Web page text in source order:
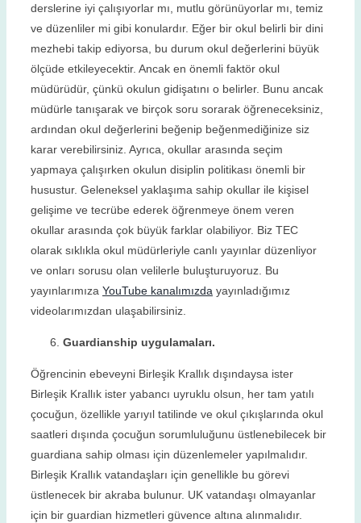
derslerine iyi çalışıyorlar mı, mutlu görünüyorlar mı, temiz
ve düzenliler mi gibi konulardır. Eğer bir okul belirli bir dini
mezhebi takip ediyorsa, bu durum okul değerlerini büyük
ölçüde etkileyecektir. Ancak en önemli faktör okul
müdürüdür, çünkü okulun gidişatını o belirler. Bunu ancak
müdürle tanışarak ve birçok soru sorarak öğreneceksiniz,
ardından okul değerlerini beğenip beğenmediğinize siz
karar verebilirsiniz. Ayrıca, okullar arasında seçim
yapmaya çalışırken okulun disiplin politikası önemli bir
husustur. Geleneksel yaklaşıma sahip okullar ile kişisel
gelişime ve tecrübe ederek öğrenmeye önem veren
okullar arasında çok büyük farklar olabiliyor. Biz TEC
olarak sıklıkla okul müdürleriyle canlı yayınlar düzenliyor
ve onları sorusu olan velilerle buluşturuyoruz. Bu
yayınlarımıza YouTube kanalımızda yayınladığımız
videolarımızdan ulaşabilirsiniz.
Guardianship uygulamaları.
Öğrencinin ebeveyni Birleşik Krallık dışındaysa ister
Birleşik Krallık ister yabancı uyruklu olsun, her tam yatılı
çocuğun, özellikle yarıyıl tatilinde ve okul çıkışlarında okul
saatleri dışında çocuğun sorumluluğunu üstlenebilecek bir
guardiana sahip olması için düzenlemeler yapılmalıdır.
Birleşik Krallık vatandaşları için genellikle bu görevi
üstlenecek bir akraba bulunur. UK vatandaşı olmayanlar
için bir guardian hizmetleri güvence altına alınmalıdır.